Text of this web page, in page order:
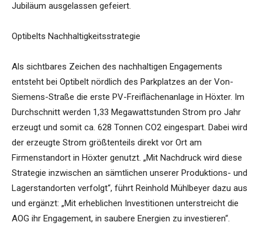
Jubiläum ausgelassen gefeiert.
Optibelts Nachhaltigkeitsstrategie
Als sichtbares Zeichen des nachhaltigen Engagements
entsteht bei Optibelt nördlich des Parkplatzes an der Von-
Siemens-Straße die erste PV-Freiflächenanlage in Höxter. Im
Durchschnitt werden 1,33 Megawattstunden Strom pro Jahr
erzeugt und somit ca. 628 Tonnen CO2 eingespart. Dabei wird
der erzeugte Strom größtenteils direkt vor Ort am
Firmenstandort in Höxter genutzt. „Mit Nachdruck wird diese
Strategie inzwischen an sämtlichen unserer Produktions- und
Lagerstandorten verfolgt“, führt Reinhold Mühlbeyer dazu aus
und ergänzt: „Mit erheblichen Investitionen unterstreicht die
AOG ihr Engagement, in saubere Energien zu investieren“.